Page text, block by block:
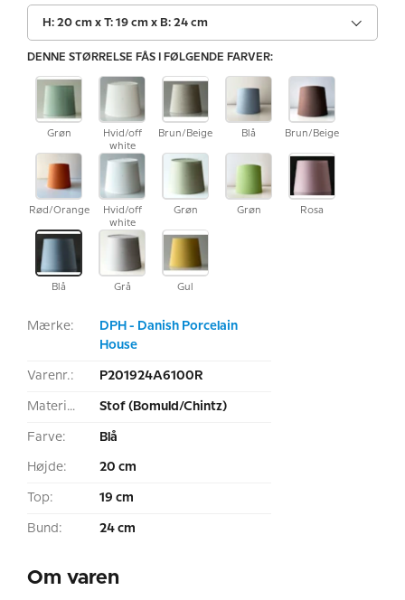
Mærke:
DPH - Danish Porcelain
House
Varenr.: P201924A6100R
Materiale: Stof (Bomuld/Chintz)
Farve: Blå
Højde: 20 cm
Top: 19 cm
Bund: 24 cm
Om varen
H: 20 cm x T: 19 cm x B: 24 cm
DENNE STØRRELSE FÅS I FØLGENDE FARVER:
Grøn
Hvid/off
white
Brun/Beige Blå Brun/Beige
Rød/Orange
Hvid/off
white
Grøn Grøn Rosa
Blå Grå Gul